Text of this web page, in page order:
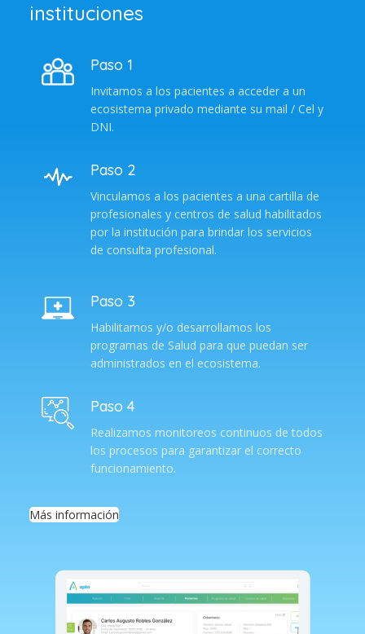
instituciones
Paso 1
Invitamos a los pacientes a acceder a un
ecosistema privado mediante su mail / Cel y
DNI.
Paso 2
Vinculamos a los pacientes a una cartilla de
profesionales y centros de salud habilitados
por la institución para brindar los servicios
de consulta profesional.
Paso 3
Habilitamos y/o desarrollamos los
programas de Salud para que puedan ser
administrados en el ecosistema.
Paso 4
Realizamos monitoreos continuos de todos
los procesos para garantizar el correcto
funcionamiento.
Más información